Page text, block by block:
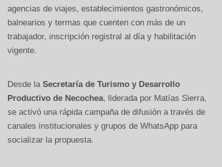
agencias de viajes, establecimientos gastronómicos,
balnearios y termas que cuenten con más de un
trabajador, inscripción registral al día y habilitación
vigente.
Desde la Secretaría de Turismo y Desarrollo
Productivo de Necochea, liderada por Matías Sierra,
se activó una rápida campaña de difusión a través de
canales institucionales y grupos de WhatsApp para
socializar la propuesta.